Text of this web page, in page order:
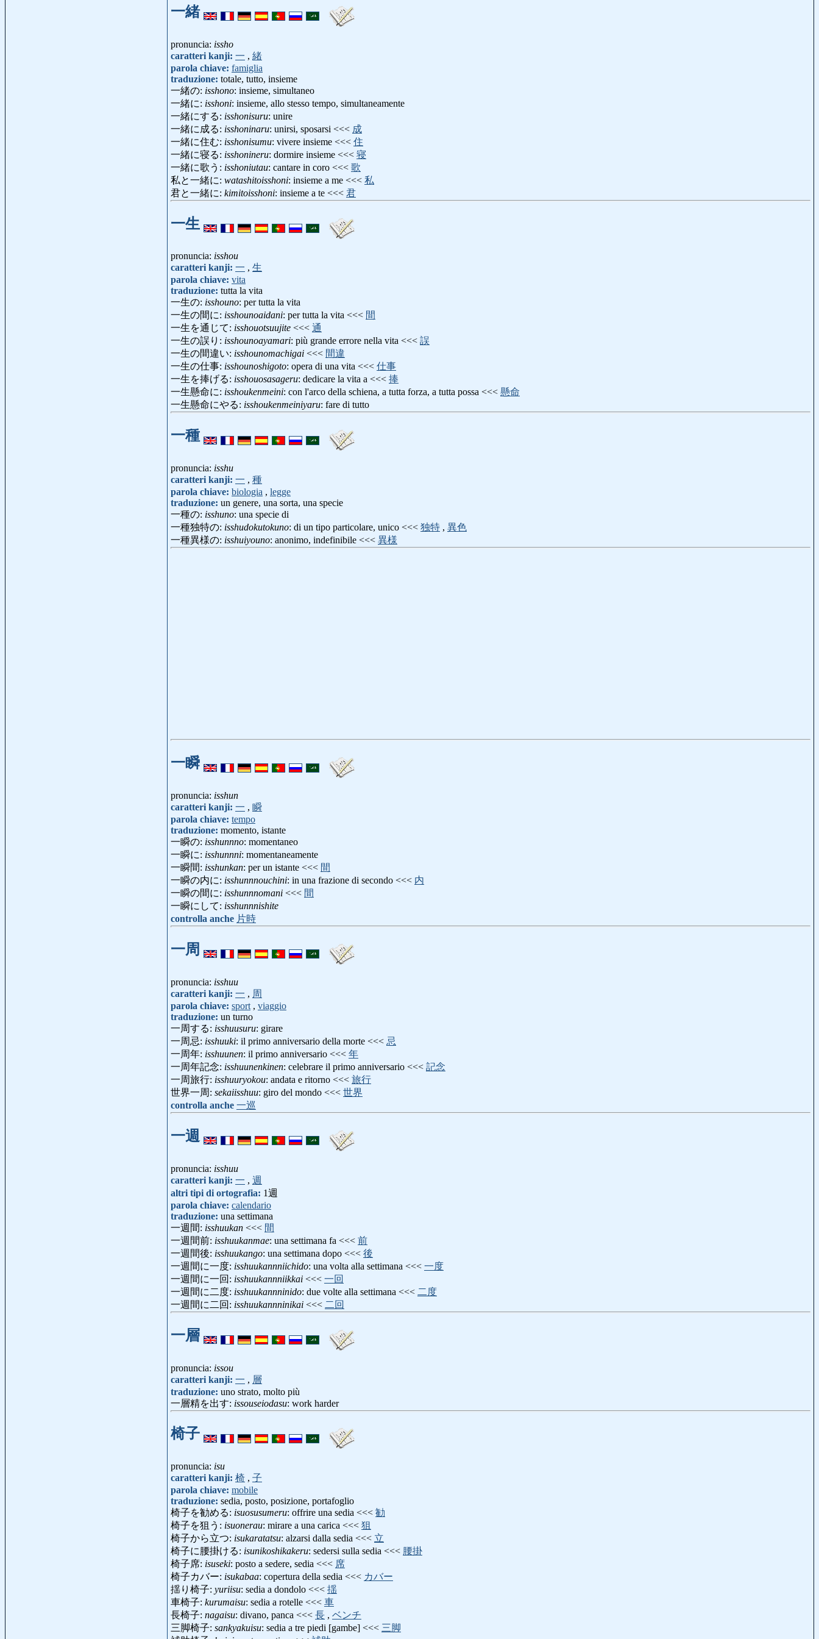
一緒
pronuncia: issho
caratteri kanji: 一 , 緒
parola chiave: famiglia
traduzione: totale, tutto, insieme
一緒の: isshono: insieme, simultaneo
一緒に: isshoni: insieme, allo stesso tempo, simultaneamente
一緒にする: isshonisuru: unire
一緒に成る: isshoninaru: unirsi, sposarsi <<< 成
一緒に住む: isshonisumu: vivere insieme <<< 住
一緒に寝る: isshonineru: dormire insieme <<< 寝
一緒に歌う: isshoniutau: cantare in coro <<< 歌
私と一緒に: watashitoisshoni: insieme a me <<< 私
君と一緒に: kimitoisshoni: insieme a te <<< 君
一生
pronuncia: isshou
caratteri kanji: 一 , 生
parola chiave: vita
traduzione: tutta la vita
一生の: isshouno: per tutta la vita
一生の間に: isshounoaidani: per tutta la vita <<< 間
一生を通じて: isshouotsuujite <<< 通
一生の誤り: isshounoayamari: più grande errore nella vita <<< 誤
一生の間違い: isshounomachigai <<< 間違
一生の仕事: isshounoshigoto: opera di una vita <<< 仕事
一生を捧げる: isshouosasageru: dedicare la vita a <<< 捧
一生懸命に: isshoukenmeini: con l'arco della schiena, a tutta forza, a tutta possa <<< 懸命
一生懸命にやる: isshoukenmeiniyaru: fare di tutto
一種
pronuncia: isshu
caratteri kanji: 一 , 種
parola chiave: biologia , legge
traduzione: un genere, una sorta, una specie
一種の: isshuno: una specie di
一種独特の: isshudokutokuno: di un tipo particolare, unico <<< 独特 , 異色
一種異様の: isshuiyouno: anonimo, indefinibile <<< 異様
一瞬
pronuncia: isshun
caratteri kanji: 一 , 瞬
parola chiave: tempo
traduzione: momento, istante
一瞬の: isshunnno: momentaneo
一瞬に: isshunnni: momentaneamente
一瞬間: isshunkan: per un istante <<< 間
一瞬の内に: isshunnnouchini: in una frazione di secondo <<< 内
一瞬の間に: isshunnnomani <<< 間
一瞬にして: isshunnnishite
controlla anche 片時
一周
pronuncia: isshuu
caratteri kanji: 一 , 周
parola chiave: sport , viaggio
traduzione: un turno
一周する: isshuusuru: girare
一周忌: isshuuki: il primo anniversario della morte <<< 忌
一周年: isshuunen: il primo anniversario <<< 年
一周年記念: isshuunenkinen: celebrare il primo anniversario <<< 記念
一周旅行: isshuuryokou: andata e ritorno <<< 旅行
世界一周: sekaiisshuu: giro del mondo <<< 世界
controlla anche 一巡
一週
pronuncia: isshuu
caratteri kanji: 一 , 週
altri tipi di ortografia: 1週
parola chiave: calendario
traduzione: una settimana
一週間: isshuukan <<< 間
一週間前: isshuukanmae: una settimana fa <<< 前
一週間後: isshuukango: una settimana dopo <<< 後
一週間に一度: isshuukannniichido: una volta alla settimana <<< 一度
一週間に一回: isshuukannniikkai <<< 一回
一週間に二度: isshuukannninido: due volte alla settimana <<< 二度
一週間に二回: isshuukannninikai <<< 二回
一層
pronuncia: issou
caratteri kanji: 一 , 層
traduzione: uno strato, molto più
一層精を出す: issouseiodasu: work harder
椅子
pronuncia: isu
caratteri kanji: 椅 , 子
parola chiave: mobile
traduzione: sedia, posto, posizione, portafoglio
椅子を勧める: isuosusumeru: offrire una sedia <<< 勧
椅子を狙う: isuonerau: mirare a una carica <<< 狙
椅子から立つ: isukaratatsu: alzarsi dalla sedia <<< 立
椅子に腰掛ける: isunikoshikakeru: sedersi sulla sedia <<< 腰掛
椅子席: isuseki: posto a sedere, sedia <<< 席
椅子カバー: isukabaa: copertura della sedia <<< カバー
揺り椅子: yuriisu: sedia a dondolo <<< 揺
車椅子: kurumaisu: sedia a rotelle <<< 車
長椅子: nagaisu: divano, panca <<< 長 , ベンチ
三脚椅子: sankyakuisu: sedia a tre piedi [gambe] <<< 三脚